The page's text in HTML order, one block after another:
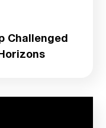
Challenged